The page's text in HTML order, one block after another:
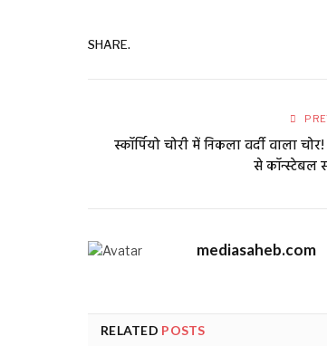
SHARE.
स्कॉर्पियो चोरी में निकला वर्दी वाला
से कॉन्स्टेबल
mediasaheb.com
RELATED POSTS